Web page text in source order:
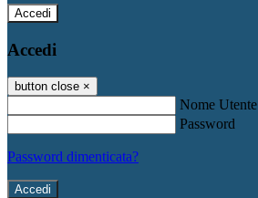
Accedi
Accedi
button close ×
Nome Utente
Password
Password dimenticata?